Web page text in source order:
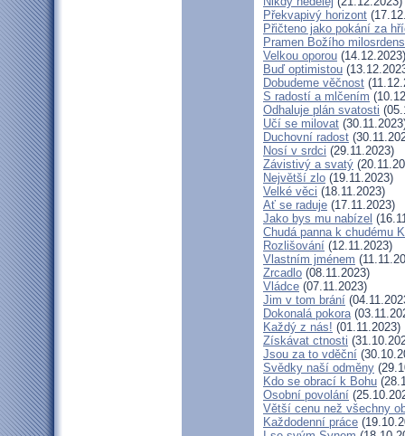
Překvapivý horizont
Přičteno jako pokání za
Pramen Božího
Velkou oporou (14.12.2023)
Buď optimistou
Dobudeme věčnost
S radostí a mlčením
Odhaluje plán svatosti
Učí se milovat
Duchovní radost
Nosí v srdci (29.11.2023)
Závistivý a svatý
Největší zlo (19.11.2023)
Velké věci (18.11.2023)
Ať se raduje (17.11.2023)
Jako bys mu nabízel
Chudá panna k chudému
Rozlišování (12.11.2023)
Vlastním jménem
Zrcadlo (08.11.2023)
Vládce (07.11.2023)
Jim v tom brání
Dokonalá pokora
Každý z nás! (01.11.2023)
Získávat ctnosti
Jsou za to vděční
Svědky naší odměny
Kdo se obrací k Bohu
Osobní povolání
Větší cenu než všechny
Každodenní práce